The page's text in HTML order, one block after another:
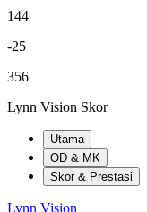
144
-25
356
Lynn Vision Skor
Utama
OD & MK
Skor & Prestasi
Lynn Vision